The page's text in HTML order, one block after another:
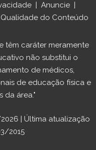
Anuncie
Qualidade do Conteúdo
têm caráter meramente
não substitui o
de médicos,
de educação física e
da área."
| Última atualização
2015